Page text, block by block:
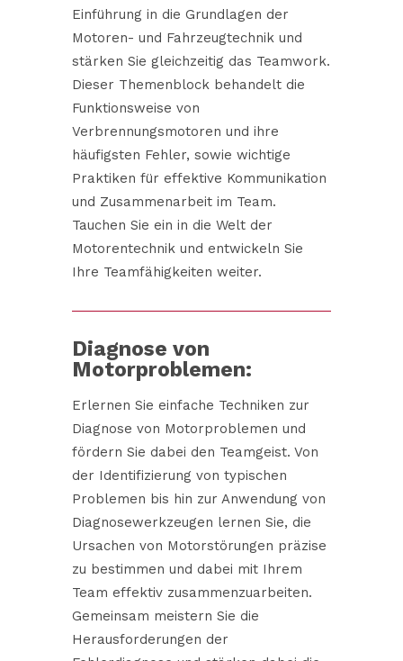
Einführung in die Grundlagen der
Motoren- und Fahrzeugtechnik und
stärken Sie gleichzeitig das Teamwork.
Dieser Themenblock behandelt die
Funktionsweise von
Verbrennungsmotoren und ihre
häufigsten Fehler, sowie wichtige
Praktiken für effektive Kommunikation
und Zusammenarbeit im Team.
Tauchen Sie ein in die Welt der
Motorentechnik und entwickeln Sie
Ihre Teamfähigkeiten weiter.
Diagnose von
Motorproblemen:
Erlernen Sie einfache Techniken zur
Diagnose von Motorproblemen und
fördern Sie dabei den Teamgeist. Von
der Identifizierung von typischen
Problemen bis hin zur Anwendung von
Diagnosewerkzeugen lernen Sie, die
Ursachen von Motorstörungen präzise
zu bestimmen und dabei mit Ihrem
Team effektiv zusammenzuarbeiten.
Gemeinsam meistern Sie die
Herausforderungen der